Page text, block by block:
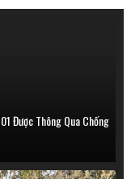
Được Thông Qua Chống